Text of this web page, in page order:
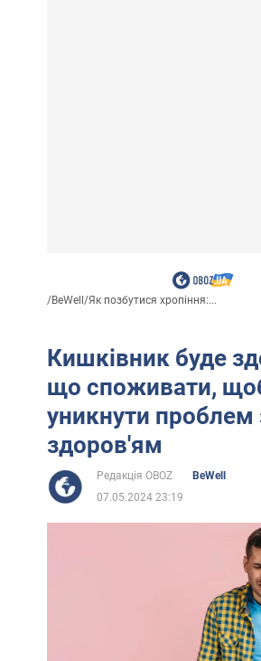
/BeWell/Як позбутися хропіння:...
Кишківник буде
що споживати,
уникнути проблем
здоров'ям
Редакція OBOZ
BeWell
07.05.2024 23:19